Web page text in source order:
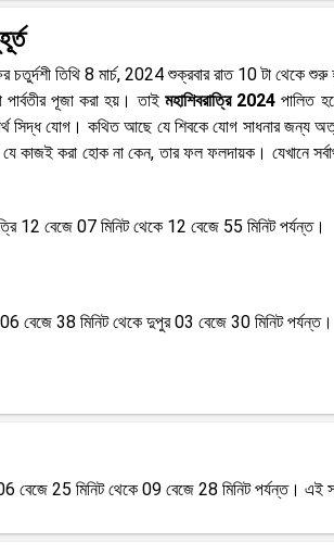
চতুর্দশী তিথি 8 মার্চ, 2024 শুক্রবার রাত 10 টা থেকে
পূজা করা হয়। তাইমহাশিবরাত্রি 2024পালিত
সিদ্ধ যোগ। কথিত আছে যে শিবকে যোগ সাধনার
কাজই করা হোক না কেন, তার ফল ফলদায়ক। যেখানে
12 বেজে 07 মিনিট থেকে 12 বেজে 55 মিনিট পর্যন্ত।
06 বেজে 38 মিনিট থেকে দুপুর 03 বেজে 30 মিনিট পর্যন্ত।
06 বেজে 25 মিনিট থেকে 09 বেজে 28 মিনিট পর্যন্ত। এই